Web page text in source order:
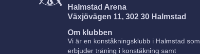
Halmstad Arena
Växjövägen 11, 302 30 Halmstad
Om klubben
Vi är en konståkningsklubb i Halmstad som
erbjuder träning i konståkning samt